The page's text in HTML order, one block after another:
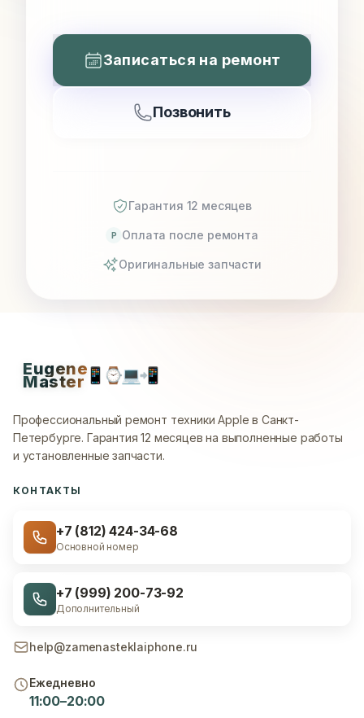
Записаться на ремонт
Позвонить
Гарантия 12 месяцев
P Оплата после ремонта
Оригинальные запчасти
Eugene
Master📱 ⌚💻📲
Профессиональный ремонт техники Apple в Санкт-
Петербурге. Гарантия 12 месяцев на выполненные работы
и установленные запчасти.
КОНТАКТЫ
+7 (812) 424-34-68
Основной номер
+7 (999) 200-73-92
Дополнительный
help@zamenasteklaiphone.ru
Ежедневно
11:00–20:00